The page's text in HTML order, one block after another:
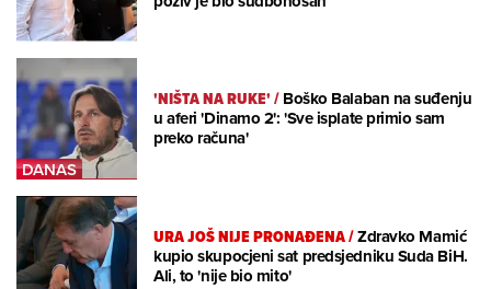
'NIŠTA NA RUKE'/Boško Balaban na suđenju
u aferi 'Dinamo 2': 'Sve isplate primio sam
preko računa'
URA JOŠ NIJE PRONAĐENA/Zdravko Mamić
kupio skupocjeni sat predsjedniku Suda BiH.
Ali, to 'nije bio mito'